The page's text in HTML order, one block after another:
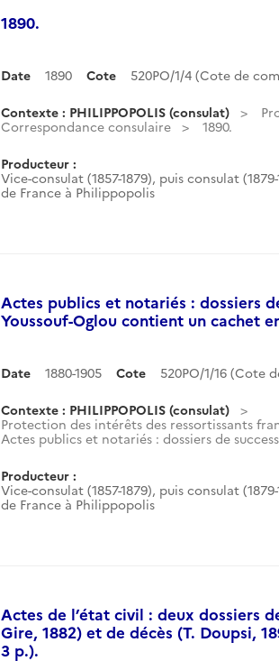
1890.
Date 1890 Cote 520PO/1/4 (Cote de
Contexte : PHILIPPOPOLIS (consulat)
Correspondance consulaire
1890.
Producteur :
Vice-consulat (1857-1879), puis consulat
de France à Philippopolis
Actes publics et notariés : dossiers
Youssouf-Oglou contient un cachet
Date 1880-1905 Cote 520PO/1/16 (Cote
Contexte : PHILIPPOPOLIS (consulat)
Protection des intérêts des ressortissants
Actes publics et notariés : dossiers de
Producteur :
Vice-consulat (1857-1879), puis consulat
de France à Philippopolis
Actes de l’état civil : deux dossiers
Gire, 1882) et de décès (T. Doupsi,
3 p.).